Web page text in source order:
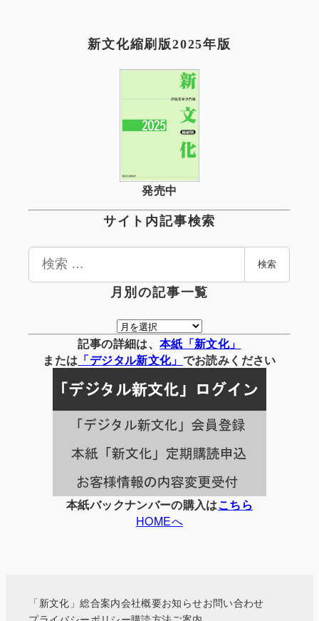
新文化縮刷版2025年版
発売中
サイト内記事検索
検
検索
月別の記事一覧
月
別
の
事
一
覧
記事の詳細は、 本紙「新文化」
または 「デジタル新文化」 でお読みください
本紙バックナンバーの購入はこちら
HOMEへ
「新文化」総合案内会社概要お知らせお問い合わせ